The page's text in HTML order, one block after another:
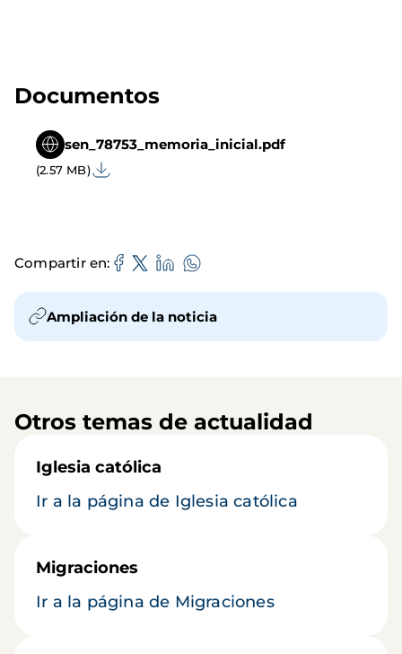
Documentos
sen_78753_memoria_inicial.pdf
(2.57 MB)
Compartir en
Ampliación de la noticia
Otros temas de actualidad
Iglesia católica
Ir a la página de Iglesia católica
Migraciones
Ir a la página de Migraciones